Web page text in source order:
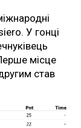
У гонці
місце
став